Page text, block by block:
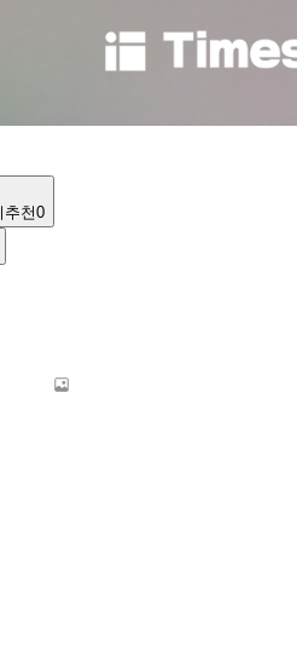
추천0